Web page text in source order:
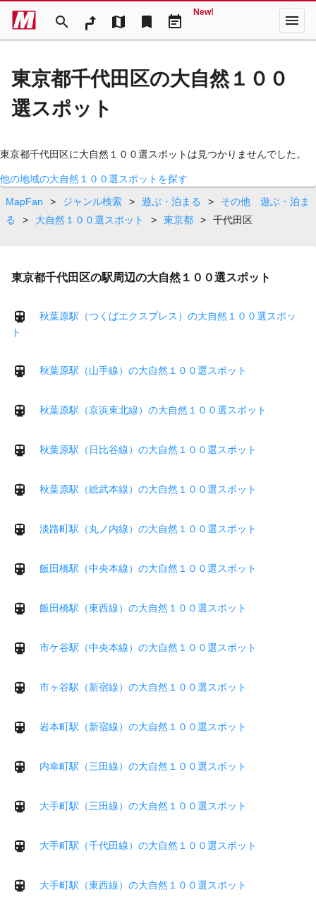
search map bookmark event_note
New! menu
東京都千代田区の大自然１００
選スポット
東京都千代田区に大自然１００選スポットは見つかりませんでした。
他の地域の大自然１００選スポットを探す
MapFan
> ジャンル検索 > 遊ぶ・泊まる >
その他 遊ぶ・泊ま
る
> 大自然１００選スポット > 東京都 > 千代田区
東京都千代田区の駅周辺の大自然１００選スポット
秋葉原駅（つくばエクスプレス）の大自然１００選スポッ
ト
秋葉原駅（山手線）の大自然１００選スポット
秋葉原駅（京浜東北線）の大自然１００選スポット
秋葉原駅（日比谷線）の大自然１００選スポット
秋葉原駅（総武本線）の大自然１００選スポット
淡路町駅（丸ノ内線）の大自然１００選スポット
飯田橋駅（中央本線）の大自然１００選スポット
飯田橋駅（東西線）の大自然１００選スポット
市ケ谷駅（中央本線）の大自然１００選スポット
市ヶ谷駅（新宿線）の大自然１００選スポット
岩本町駅（新宿線）の大自然１００選スポット
内幸町駅（三田線）の大自然１００選スポット
大手町駅（三田線）の大自然１００選スポット
大手町駅（千代田線）の大自然１００選スポット
大手町駅（東西線）の大自然１００選スポット